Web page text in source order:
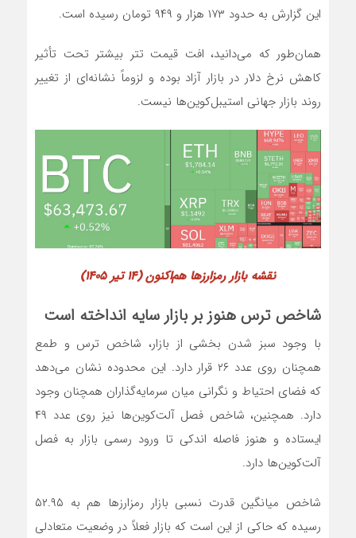
این گزارش به حدود ۱۷۳ هزار و ۹۴۹ تومان رسیده است.
همان‌طور که می‌دانید، افت قیمت تتر بیشتر تحت تأثیر
کاهش نرخ دلار در بازار آزاد بوده و لزوماً نشانه‌ای از تغییر
روند بازار جهانی استیبل‌کوین‌ها نیست.
نقشه بازار رمزارزها هم‌اکنون (۱۴ تیر ۱۴۰۵)
شاخص ترس هنوز بر بازار سایه انداخته است
با وجود سبز شدن بخشی از بازار، شاخص ترس و طمع
همچنان روی عدد ۲۶ قرار دارد. این محدوده نشان می‌دهد
که فضای احتیاط و نگرانی میان سرمایه‌گذاران همچنان وجود
دارد. همچنین، شاخص فصل آلت‌کوین‌ها نیز روی عدد ۴۹
ایستاده و هنوز فاصله اندکی تا ورود رسمی بازار به فصل
آلت‌کوین‌ها دارد.
شاخص میانگین قدرت نسبی بازار رمزارز‌ها هم به ۵۲.۹۵
رسیده که حاکی از این است که بازار فعلاً در وضعیت متعادلی